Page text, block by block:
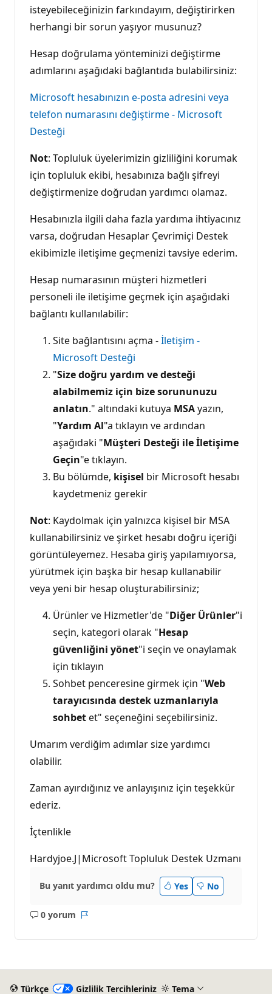
isteyebileceğinizin farkındayım, değiştirirken
herhangi bir sorun yaşıyor musunuz?
Hesap doğrulama yönteminizi değiştirme
adımlarını aşağıdaki bağlantıda bulabilirsiniz:
Microsoft hesabınızın e-posta adresini veya
telefon numarasını değiştirme - Microsoft
Desteği
Not: Topluluk üyelerimizin gizliliğini korumak
için topluluk ekibi, hesabınıza bağlı şifreyi
değiştirmenize doğrudan yardımcı olamaz.
Hesabınızla ilgili daha fazla yardıma ihtiyacınız
varsa, doğrudan Hesaplar Çevrimiçi Destek
ekibimizle iletişime geçmenizi tavsiye ederim.
Hesap numarasının müşteri hizmetleri
personeli ile iletişime geçmek için aşağıdaki
bağlantı kullanılabilir:
Site bağlantısını açma -İletişim -
Microsoft Desteği
"Size doğru yardım ve desteği
alabilmemiz için bize sorununuzu
anlatın." altındaki kutuya MSAyazın,
"Yardım Al"a tıklayın ve ardından
aşağıdaki "Müşteri Desteği ile İletişime
Geçin"e tıklayın.
Bu bölümde, kişisel bir Microsoft hesabı
kaydetmeniz gerekir
Not: Kaydolmak için yalnızca kişisel bir MSA
kullanabilirsiniz ve şirket hesabı doğru içeriği
görüntüleyemez. Hesaba giriş yapılamıyorsa,
yürütmek için başka bir hesap kullanabilir
veya yeni bir hesap oluşturabilirsiniz;
Ürünler ve Hizmetler'de "Diğer Ürünler"i
seçin, kategori olarak "Hesap
güvenliğini yönet"i seçin ve onaylamak
için tıklayın
Sohbet penceresine girmek için "Web
tarayıcısında destek uzmanlarıyla
sohbetet" seçeneğini seçebilirsiniz.
Umarım verdiğim adımlar size yardımcı
olabilir.
Zaman ayırdığınız ve anlayışınız için teşekkür
ederiz.
İçtenlikle
Hardyjoe.J|Microsoft Topluluk Destek Uzmanı
Bu yanıt yardımcı oldu mu? Yes No
0 yorum
Açıklama
Türkçe Gizlilik Tercihleriniz Tema